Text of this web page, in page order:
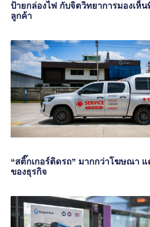
ป้ายกล่องไฟ กับจิตวิทยาการมองเห็
ลูกค้า
“สติ๊กเกอร์ติดรถ” มากกว่าโฆษณา
ของธุรกิจ